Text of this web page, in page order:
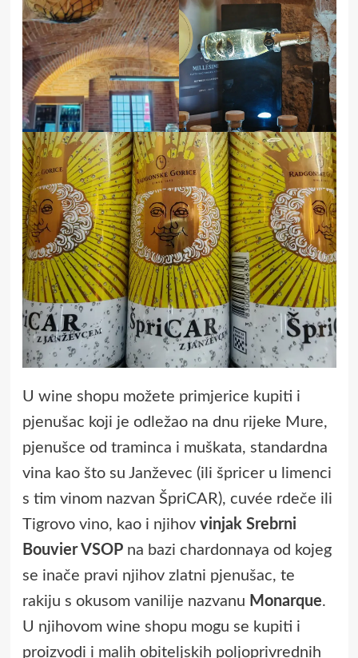
U wine shopu možete primjerice kupiti i
pjenušac koji je odležao na dnu rijeke Mure,
pjenušce od traminca i muškata, standardna
vina kao što su Janževec (ili špricer u limenci
s tim vinom nazvan ŠpriCAR), cuvée rdeče ili
Tigrovo vino, kao i njihov vinjak Srebrni
Bouvier VSOPna bazi chardonnaya od kojeg
se inače pravi njihov zlatni pjenušac, te
rakiju s okusom vanilije nazvanu Monarque.
U njihovom wine shopu mogu se kupiti i
proizvodi i malih obiteljskih poljoprivrednih